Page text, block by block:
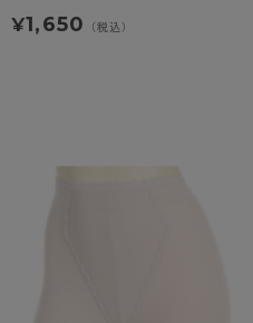
¥1,650 （税込）